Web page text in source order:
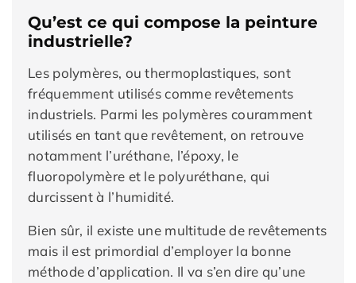
Qu’est ce qui compose la peinture
industrielle?
Les polymères, ou thermoplastiques, sont
fréquemment utilisés comme revêtements
industriels. Parmi les polymères couramment
utilisés en tant que revêtement, on retrouve
notamment l’uréthane, l’époxy, le
fluoropolymère et le polyuréthane, qui
durcissent à l’humidité.
Bien sûr, il existe une multitude de revêtements
mais il est primordial d’employer la bonne
méthode d’application. Il va s’en dire qu’une